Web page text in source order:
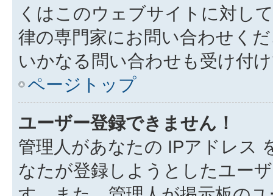
くはこのウェブサイトに対し
律の専門家にお問い合わせく
いかなる問い合わせも受け付
ページトップ
ユーザー登録できません！
管理人があなたの IPアドレス
なたが登録しようとしたユー